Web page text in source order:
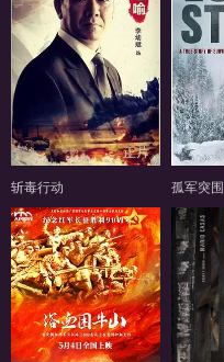
正片
斩毒行动
孤军突围